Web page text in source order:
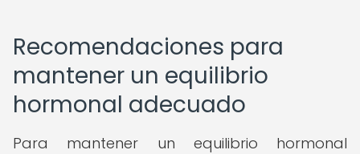
Recomendaciones para
mantener un equilibrio
hormonal adecuado
Para mantener un equilibrio hormonal